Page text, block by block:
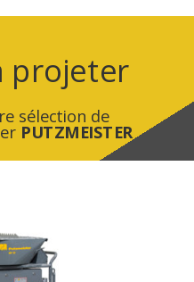
projeter
sélection de
PUTZMEISTER